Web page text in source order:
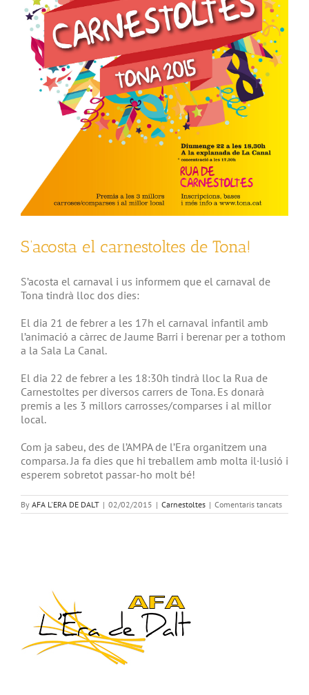
S’acosta el carnestoltes de Tona!
S’acosta el carnaval i us informem que el carnaval de
Tona tindrà lloc dos dies:
El dia 21 de febrer a les 17h el carnaval infantil amb
l’animació a càrrec de Jaume Barri i berenar per a tothom
a la Sala La Canal.
El dia 22 de febrer a les 18:30h tindrà lloc la Rua de
Carnestoltes per diversos carrers de Tona. Es donarà
premis a les 3 millors carrosses/comparses i al millor
local.
Com ja sabeu, des de l’AMPA de l’Era organitzem una
comparsa. Ja fa dies que hi treballem amb molta il·lusió i
esperem sobretot passar-ho molt bé!
By AFA L'ERA DE DALT | 02/02/2015 | Carnestoltes | Comentaris tancatsa
S’acosta